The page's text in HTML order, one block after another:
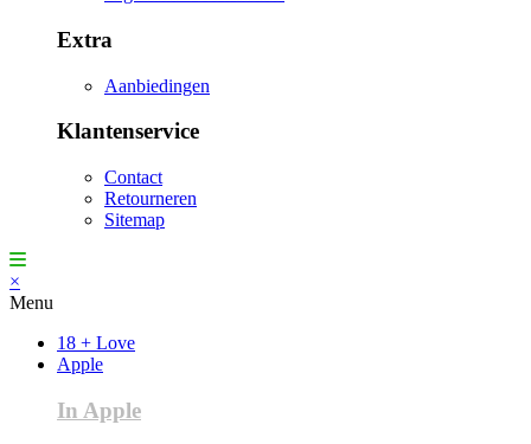
Extra
Aanbiedingen
Klantenservice
Contact
Retourneren
Sitemap
×
Menu
18 + Love
Apple
In Apple